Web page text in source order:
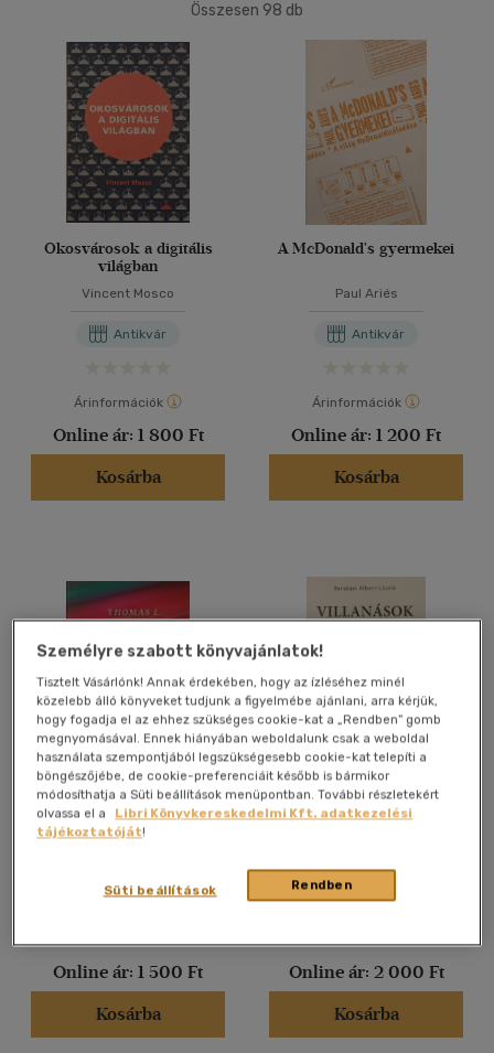
Magyar(89)
Angol(9)
Vélemény szerint
Összesen 98 db
Okosvárosok a digitális
világban
Vincent Mosco
Antikvár
Árinformációk
Online ár: 1 800 Ft
Kosárba
A McDonald's gyermekei
Paul Ariés
Antikvár
Árinformációk
Online ár: 1 200 Ft
Kosárba
Köszönet a késésért
Thomas L. Friedman
Online ár: 1 500 Ft
Kosárba
Villanások
Antikvár
Online ár: 2 000 Ft
Kosárba
Személyre szabott könyvajánlatok!
Tisztelt Vásárlónk! Annak érdekében, hogy az ízléséhez minél
közelebb álló könyveket tudjunk a figyelmébe ajánlani, arra kérjük,
hogy fogadja el az ehhez szükséges cookie-kat a „Rendben” gomb
megnyomásával. Ennek hiányában weboldalunk csak a weboldal
használata szempontjából legszükségesebb cookie-kat telepíti a
böngészőjébe, de cookie-preferenciáit később is bármikor
módosíthatja a Süti beállítások menüpontban. További részletekért
olvassa el a
Libri Könyvkereskedelmi Kft. adatkezelési
tájékoztatóját!
Rendben
Süti beállítások